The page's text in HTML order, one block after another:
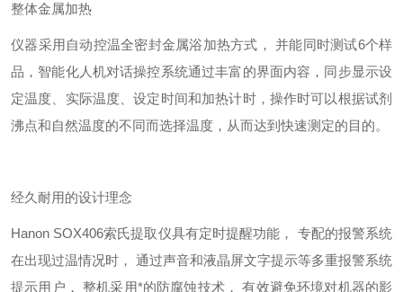
整体金属加热
仪器采用自动控温全密封金属浴加热方式， 并能同时测试6个样
品，智能化人机对话操控系统通过丰富的界面内容，同步显示设
定温度、实际温度、设定时间和加热计时，操作时可以根据试剂
沸点和自然温度的不同而选择温度，从而达到快速测定的目的。
经久耐用的设计理念
Hanon SOX406索氏提取仪具有定时提醒功能，
专配的报警系统
在出现过温情况时， 通过声音和液晶屏文字提示等多重报警系统
提示用户， 整机采用*的防腐蚀技术，
有效避免环境对机器的影